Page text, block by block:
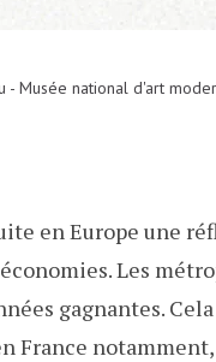
- Musée national d'art
en Europe une
Les
gagnantes.
France